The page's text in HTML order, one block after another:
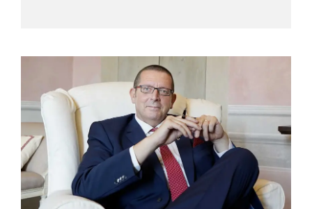
76/2021. La psicologa ricorreva in via d’urgenza al
Tribunale di Firenze per chiedere la sospensione di
tale provvedimento, gravemente pregiudizievole per
la propria persona, in quanto impeditivo dello
svolgimento della libera professione. Per il Giudice
fiorentino, Dott.ssa Susanna Zanda, il
provvedimento assunto dal Consiglio lede...